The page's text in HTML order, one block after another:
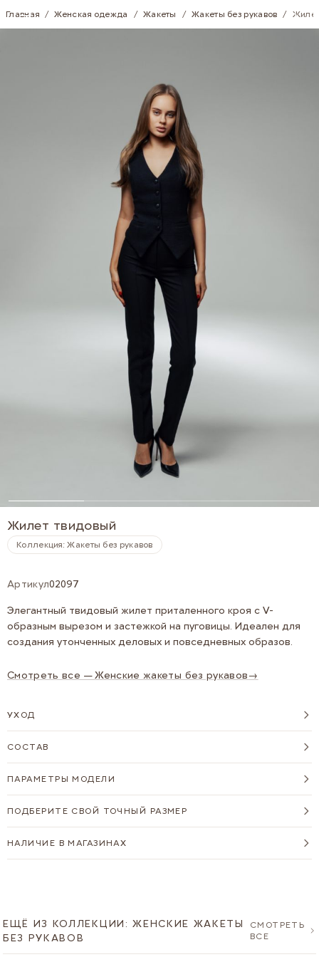
Skip to Content
Главная / Женская одежда / Жакеты / Жакеты без рукавов /
Жилет твидовый
Коллекция: Жакеты без рукавов
Артикул02097
Элегантный твидовый жилет приталенного кроя с V-
образным вырезом и застежкой на пуговицы. Идеален для
создания утонченных деловых и повседневных образов.
Смотреть все — Женские жакеты без рукавов→
УХОД
СОСТАВ
ПАРАМЕТРЫ МОДЕЛИ
ПОДБЕРИТЕ СВОЙ ТОЧНЫЙ РАЗМЕР
НАЛИЧИЕ В МАГАЗИНАХ
ЕЩЁ ИЗ КОЛЛЕКЦИИ: ЖЕНСКИЕ ЖАКЕТЫ
БЕЗ РУКАВОВ
СМОТРЕТЬ
ВСЕ